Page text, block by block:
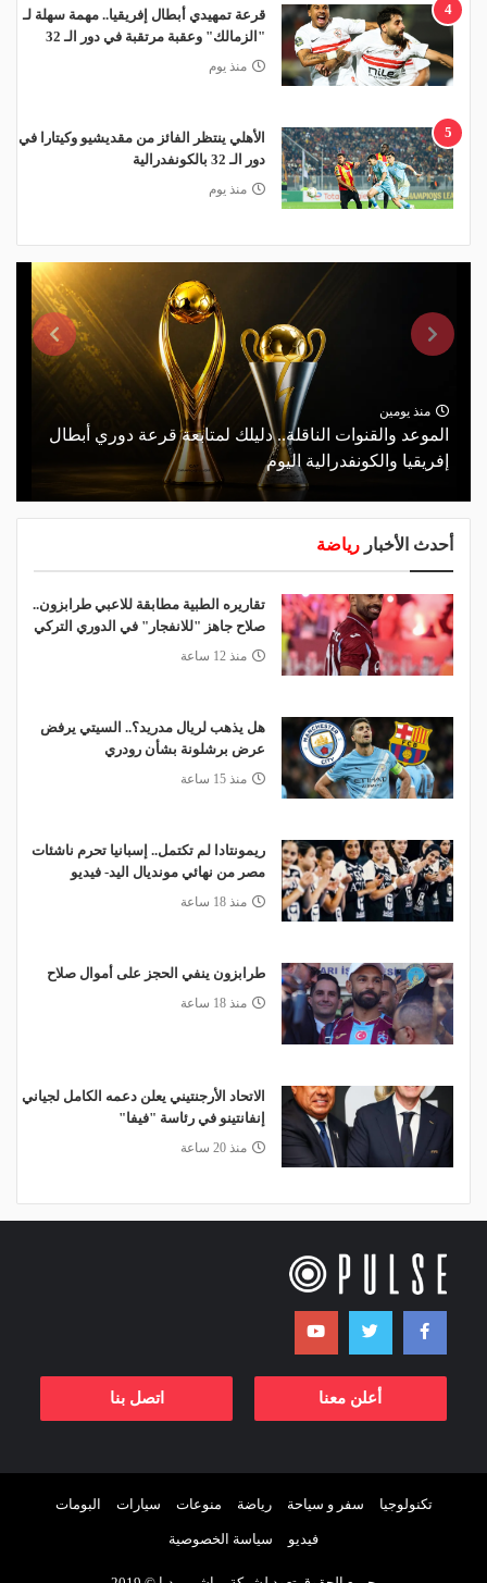
4
قرعة تمهيدي أبطال إفريقيا.. مهمة سهلة لـ
"الزمالك" وعقبة مرتقبة في دور الـ 32
منذ يوم
5
الأهلي ينتظر الفائز من مقديشيو وكيتارا في
دور الـ 32 بالكونفدرالية
منذ يوم
منذ يومين
الموعد والقنوات الناقلة.. دليلك لمتابعة قرعة دوري أبطال
إفريقيا والكونفدرالية اليوم
أحدث الأخبار رياضة
تقاريره الطبية مطابقة للاعبي طرابزون..
صلاح جاهز "للانفجار" في الدوري التركي
منذ 12 ساعة
هل يذهب لريال مدريد؟.. السيتي يرفض
عرض برشلونة بشأن رودري
منذ 15 ساعة
ريمونتادا لم تكتمل.. إسبانيا تحرم ناشئات
مصر من نهائي مونديال اليد- فيديو
منذ 18 ساعة
طرابزون ينفي الحجز على أموال صلاح
منذ 18 ساعة
الاتحاد الأرجنتيني يعلن دعمه الكامل لجياني
إنفانتينو في رئاسة "فيفا"
منذ 20 ساعة
أعلن معنا اتصل بنا
تكنولوجيا سفر و سياحة رياضة منوعات سيارات البومات
فيديو سياسة الخصوصية